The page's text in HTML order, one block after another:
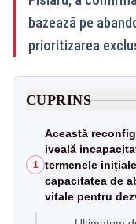
bazează pe
prioritizarea
CUPRINS
1
Această
iveală
termenele
capacitatea de
vitale pentru